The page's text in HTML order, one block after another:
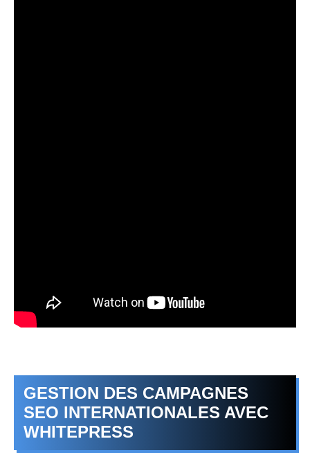
GESTION DES CAMPAGNES
SEO INTERNATIONALES AVEC
WHITEPRESS